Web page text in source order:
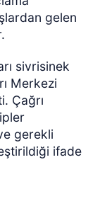
gelen
sivrisinek
Merkezi
Çağrı
gerekli
ifade